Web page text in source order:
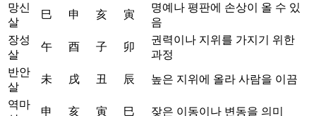
망신
살
巳 申 亥 寅
명예나 평판에 손상이 올 수 있
음
장성
살
午 酉 子 卯
권력이나 지위를 가지기 위한
과정
반안
살
未 戌 丑 辰 높은 지위에 올라 사람을 이끔
역마
申 亥 寅 巳 잦은 이동이나 변동을 의미